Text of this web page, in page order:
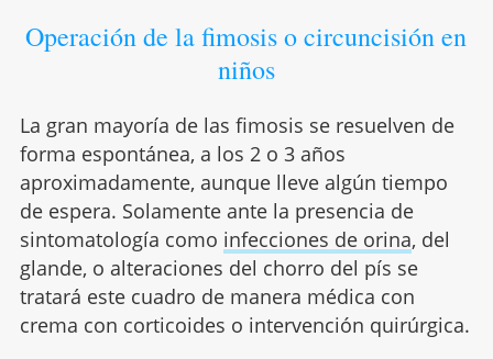
Operación de la fimosis o circuncisión en
niños
La gran mayoría de las fimosis se resuelven de
forma espontánea, a los 2 o 3 años
aproximadamente, aunque lleve algún tiempo
de espera. Solamente ante la presencia de
sintomatología como infecciones de orina, del
glande, o alteraciones del chorro del pís se
tratará este cuadro de manera médica con
crema con corticoides o intervención quirúrgica.